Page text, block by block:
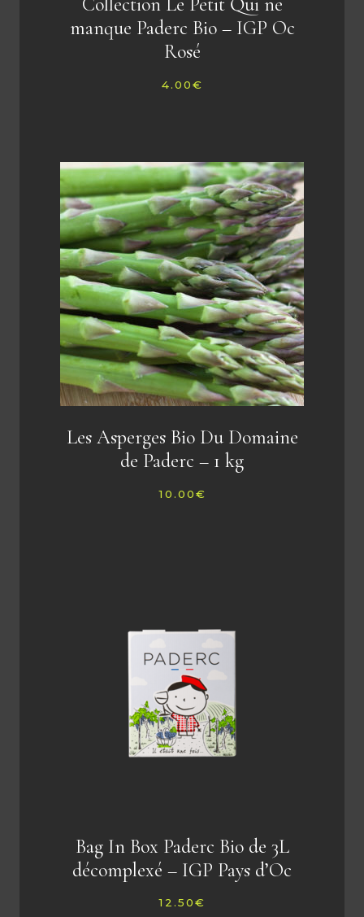
manque Paderc Bio – IGP Oc
Rosé
4.00€
Les Asperges Bio Du Domaine
de Paderc – 1 kg
10.00€
Bag In Box Paderc Bio de 3L
décomplexé – IGP Pays d’Oc
12.50€